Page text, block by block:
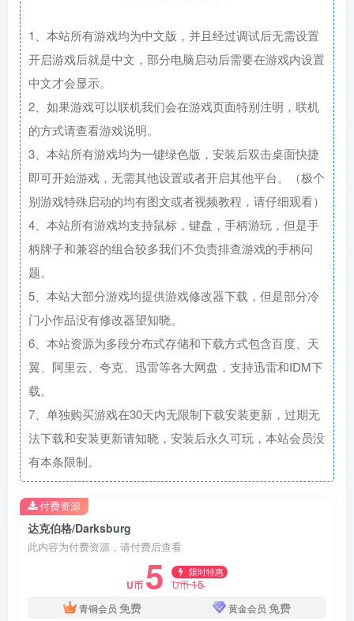
1、本站所有游戏均为中文版，并且经过调试后无需设置
开启游戏后就是中文，部分电脑启动后需要在游戏内设置
中文才会显示。
2、如果游戏可以联机我们会在游戏页面特别注明，联机
的方式请查看游戏说明。
3、本站所有游戏均为一键绿色版，安装后双击桌面快捷
即可开始游戏，无需其他设置或者开启其他平台。（极个
别游戏特殊启动的均有图文或者视频教程，请仔细观看）
4、本站所有游戏均支持鼠标，键盘，手柄游玩，但是手
柄牌子和兼容的组合较多我们不负责排查游戏的手柄问
题。
5、本站大部分游戏均提供游戏修改器下载，但是部分冷
门小作品没有修改器望知晓。
6、本站资源为多段分布式存储和下载方式包含百度、天
翼、阿里云、夸克、迅雷等各大网盘，支持迅雷和IDM下
载。
7、单独购买游戏在30天内无限制下载安装更新，过期无
法下载和安装更新请知晓，安装后永久可玩，本站会员没
有本条限制。
达克伯格/Darksburg
此内容为付费资源，请付费后查看
U币 5 限时特惠
U币15
青铜会员 免费 黄金会员 免费
付费资源